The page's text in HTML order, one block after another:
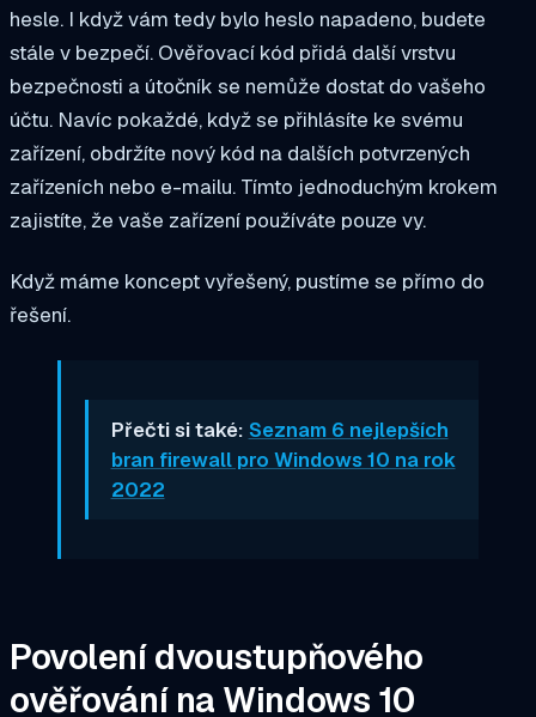
hesle. I když vám tedy bylo heslo napadeno, budete
stále v bezpečí. Ověřovací kód přidá další vrstvu
bezpečnosti a útočník se nemůže dostat do vašeho
účtu. Navíc pokaždé, když se přihlásíte ke svému
zařízení, obdržíte nový kód na dalších potvrzených
zařízeních nebo e-mailu. Tímto jednoduchým krokem
zajistíte, že vaše zařízení používáte pouze vy.
Když máme koncept vyřešený, pustíme se přímo do
řešení.
Přečti si také: Seznam 6 nejlepších
bran firewall pro Windows 10 na rok
2022
Povolení dvoustupňového
ověřování na Windows 10